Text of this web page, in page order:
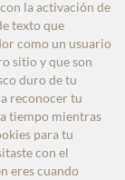
la activación de
texto que
como un usuario
sitio y que son
duro de tu
reconocer tu
tiempo mientras
para tu
con el
eres cuando